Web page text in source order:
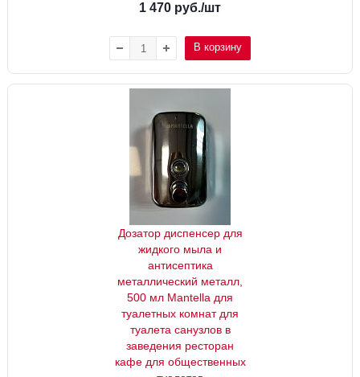
1 470 руб./шт
В корзину
Дозатор диспенсер для
жидкого мыла и
антисептика
металлический металл,
500 мл Mantella для
туалетных комнат для
туалета санузлов в
заведения ресторан
кафе для общественных